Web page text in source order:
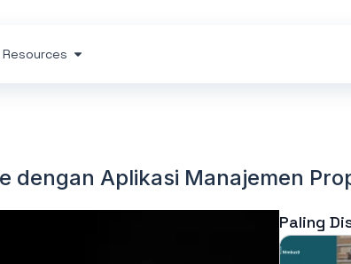
Resources
dengan Aplikasi Manajemen
Paling